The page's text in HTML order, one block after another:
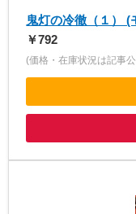
鬼灯の冷徹（１） (
￥792
(価格・在庫状況は記事